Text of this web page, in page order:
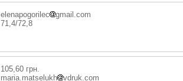
elenapogorilec
gmail.com
71,4/72,8
105,60 грн.
maria.matselukh
vdruk.com